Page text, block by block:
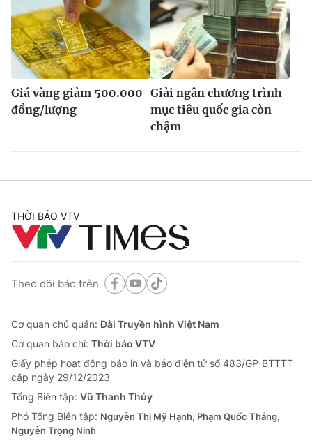
Giá vàng giảm 500.000
đồng/lượng
Giải ngân chương trình
mục tiêu quốc gia còn
chậm
THỜI BÁO VTV
Theo dõi báo trên
Cơ quan chủ quản:Đài Truyền hình Việt Nam
Cơ quan báo chí: Thời báo VTV
Giấy phép hoạt động báo in và báo điện tử số 483/GP-BTTTT
cấp ngày 29/12/2023
Tổng Biên tập: Vũ Thanh Thủy
Phó Tổng Biên tập: Nguyễn Thị Mỹ Hạnh, Phạm Quốc Thắng,
Nguyễn Trọng Ninh